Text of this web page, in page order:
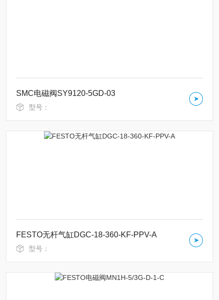
SMC电磁阀SY9120-5GD-03
型号：
FESTO无杆气缸DGC-18-360-KF-PPV-A
型号：